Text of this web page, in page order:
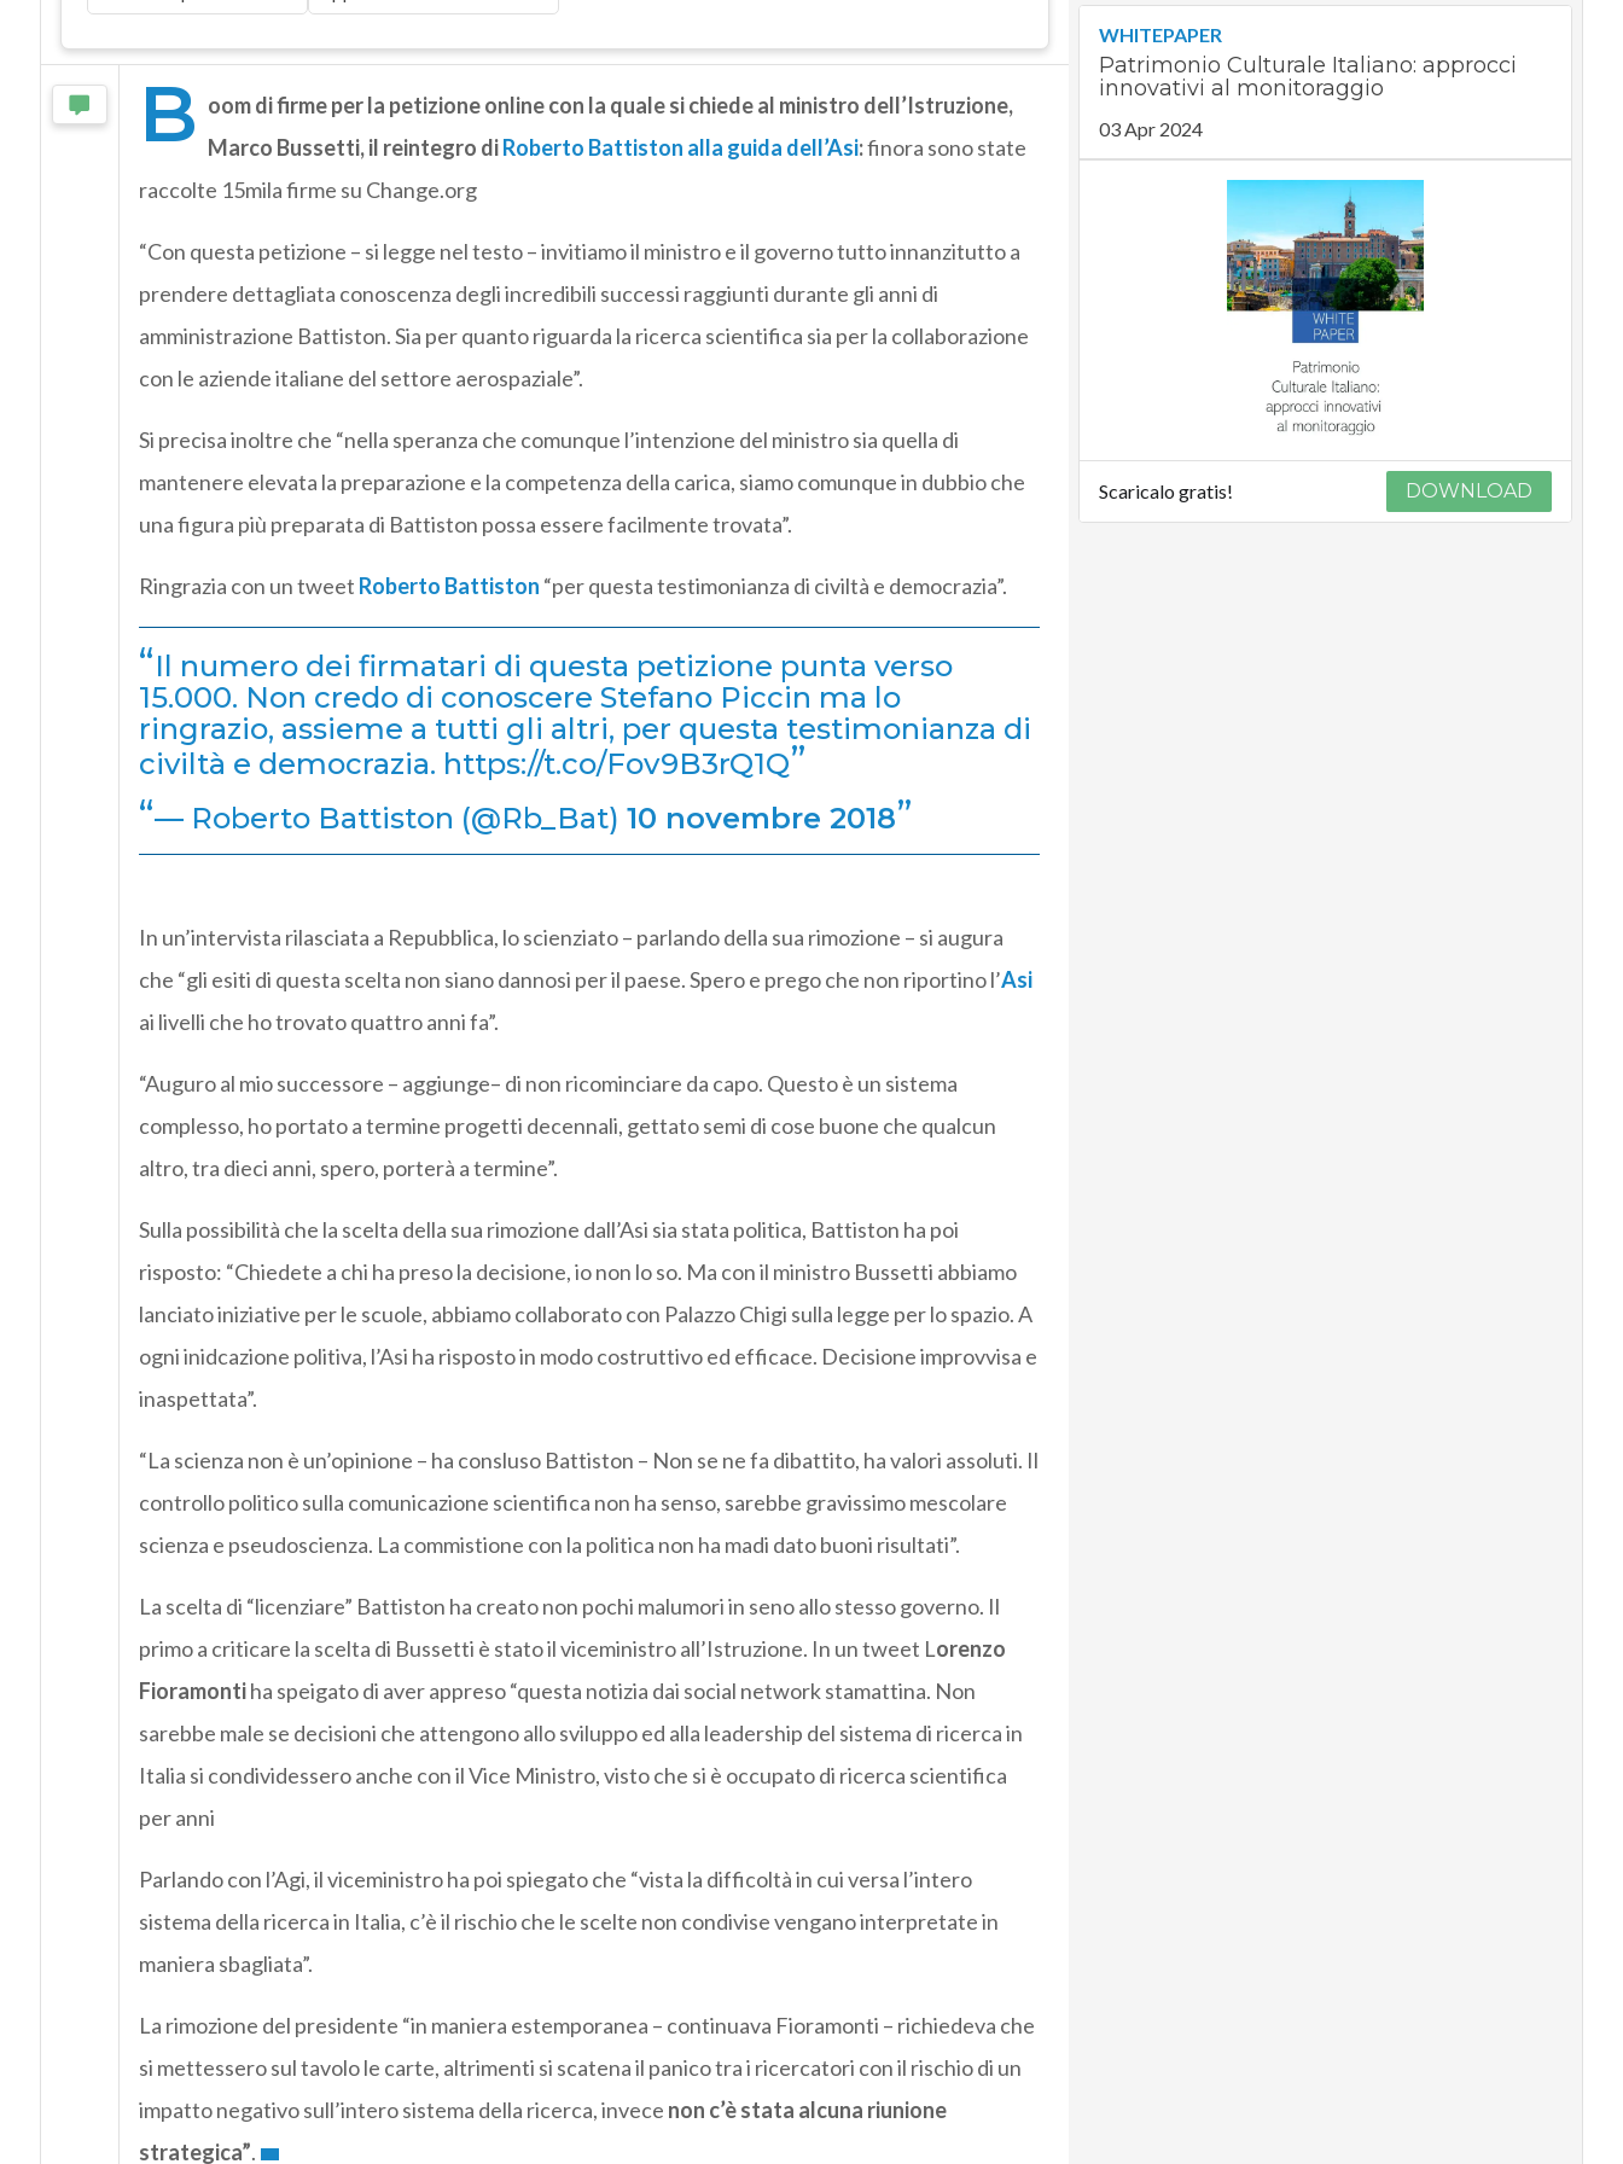
B oom di firme per la petizione online con la quale si chiede al ministro dell’Istruzione,
Marco Bussetti, il reintegro diRoberto Battiston alla guida dell’Asi:finora sono state
raccolte 15mila firme su Change.org
“Con questa petizione – si legge nel testo – invitiamo il ministro e il governo tutto innanzitutto a
prendere dettagliata conoscenza degli incredibili successi raggiunti durante gli anni di
amministrazione Battiston. Sia per quanto riguarda la ricerca scientifica sia per la collaborazione
con le aziende italiane del settore aerospaziale”.
Si precisa inoltre che “nella speranza che comunque l’intenzione del ministro sia quella di
mantenere elevata la preparazione e la competenza della carica, siamo comunque in dubbio che
una figura più preparata di Battiston possa essere facilmente trovata”.
Ringrazia con un tweet Roberto Battiston “per questa testimonianza di civiltà e democrazia”.
Il numero dei firmatari di questa petizione punta verso
15.000. Non credo di conoscere Stefano Piccin ma lo
ringrazio, assieme a tutti gli altri, per questa testimonianza di
civiltà e democrazia. https://t.co/Fov9B3rQ1Q
— Roberto Battiston (@Rb_Bat) 10 novembre 2018
In un’intervista rilasciata a Repubblica, lo scienziato – parlando della sua rimozione – si augura
che “gli esiti di questa scelta non siano dannosi per il paese. Spero e prego che non riportino l’Asi
ai livelli che ho trovato quattro anni fa”.
“Auguro al mio successore – aggiunge– di non ricominciare da capo. Questo è un sistema
complesso, ho portato a termine progetti decennali, gettato semi di cose buone che qualcun
altro, tra dieci anni, spero, porterà a termine”.
Sulla possibilità che la scelta della sua rimozione dall’Asi sia stata politica, Battiston ha poi
risposto: “Chiedete a chi ha preso la decisione, io non lo so. Ma con il ministro Bussetti abbiamo
lanciato iniziative per le scuole, abbiamo collaborato con Palazzo Chigi sulla legge per lo spazio. A
ogni inidcazione politiva, l’Asi ha risposto in modo costruttivo ed efficace. Decisione improvvisa e
inaspettata”.
“La scienza non è un’opinione – ha consluso Battiston – Non se ne fa dibattito, ha valori assoluti. Il
controllo politico sulla comunicazione scientifica non ha senso, sarebbe gravissimo mescolare
scienza e pseudoscienza. La commistione con la politica non ha madi dato buoni risultati”.
La scelta di “licenziare” Battiston ha creato non pochi malumori in seno allo stesso governo. Il
primo a criticare la scelta di Bussetti è stato il viceministro all’Istruzione. In un tweet Lorenzo
Fioramontiha speigato di aver appreso “questa notizia dai social network stamattina. Non
sarebbe male se decisioni che attengono allo sviluppo ed alla leadership del sistema di ricerca in
Italia si condividessero anche con il Vice Ministro, visto che si è occupato di ricerca scientifica
per anni
Parlando con l’Agi, il viceministro ha poi spiegato che “vista la difficoltà in cui versa l’intero
sistema della ricerca in Italia, c’è il rischio che le scelte non condivise vengano interpretate in
maniera sbagliata”.
La rimozione del presidente “in maniera estemporanea – continuava Fioramonti – richiedeva che
si mettessero sul tavolo le carte, altrimenti si scatena il panico tra i ricercatori con il rischio di un
impatto negativo sull’intero sistema della ricerca, invece non c’è stata alcuna riunione
strategica”.
WHITEPAPER
Patrimonio Culturale Italiano: approcci
innovativi al monitoraggio
03 Apr 2024
Scaricalo gratis! DOWNLOAD